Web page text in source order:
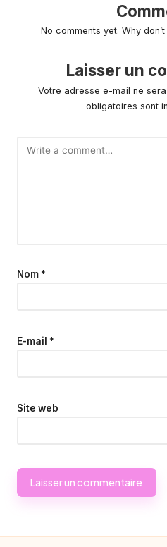
No comments yet. Why
Laisser un
Votre adresse e-mail ne
obligatoires sont
Nom *
E-mail *
Site web